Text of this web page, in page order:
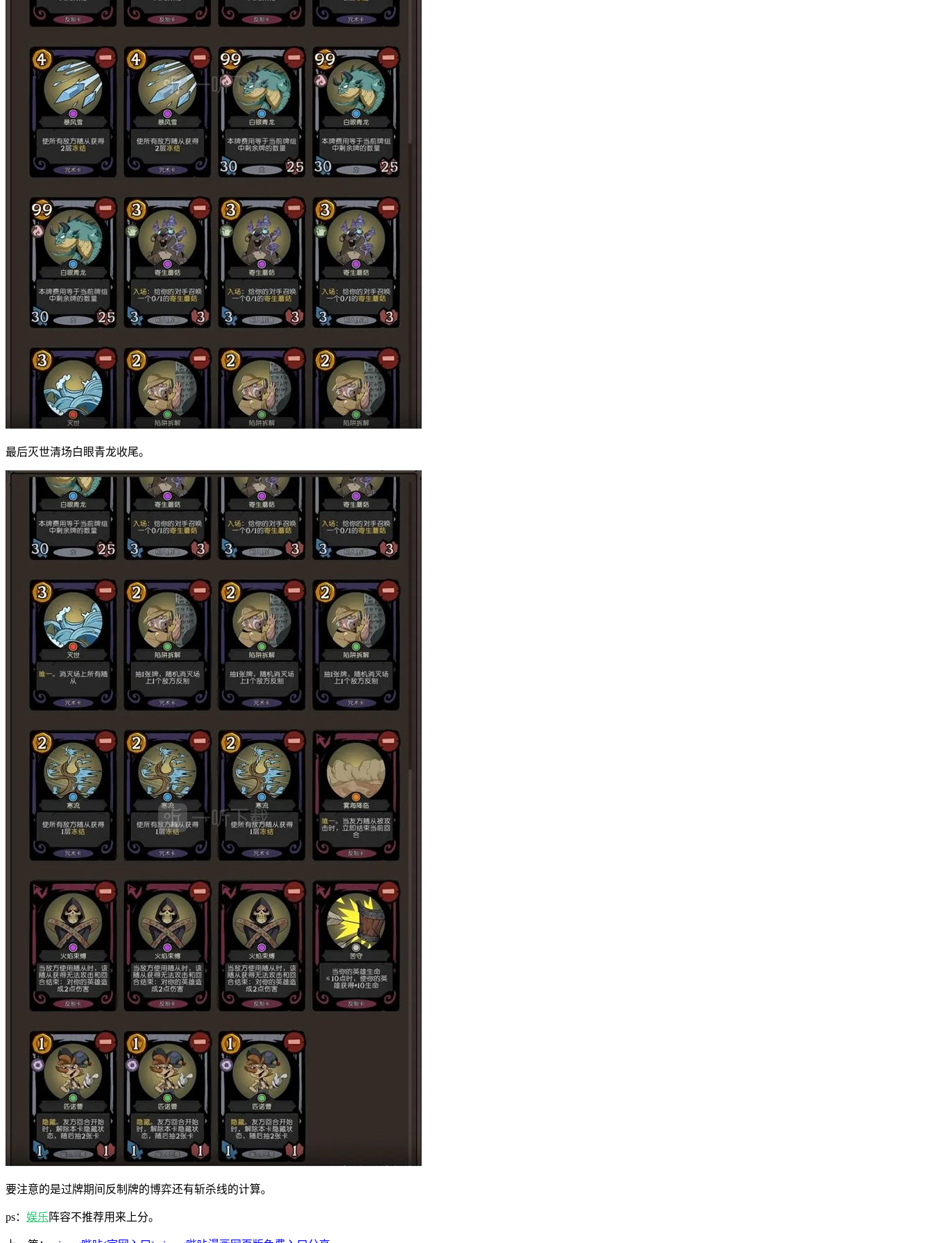
最后灭世清场白眼青龙收尾。
要注意的是过牌期间反制牌的博弈还有斩杀线的计算。
ps： 娱乐 阵容不推荐用来上分。